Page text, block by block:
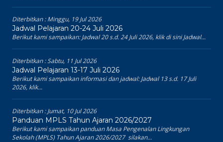
Diterbitkan :Minggu, 19 Jul 2026
Jadwal Pelajaran 20-24 Juli 2026
Berikut kami sampaikan: Jadwal 20 s.d. 24 Juli 2026, klik di sini Jadwal...
Diterbitkan :Sabtu, 11 Jul 2026
Jadwal Pelajaran 13-17 Juli 2026
Berikut kami sampaikan informasi dan jadwal: Jadwal 13 s.d. 17 Juli
2026, klik...
Diterbitkan :Jumat, 10 Jul 2026
Panduan MPLS Tahun Ajaran 2026/2027
Berikut kami sampaikan panduan Masa Pengenalan Lingkungan
Sekolah (MPLS) Tahun Ajaran 2026/2027 silakan...